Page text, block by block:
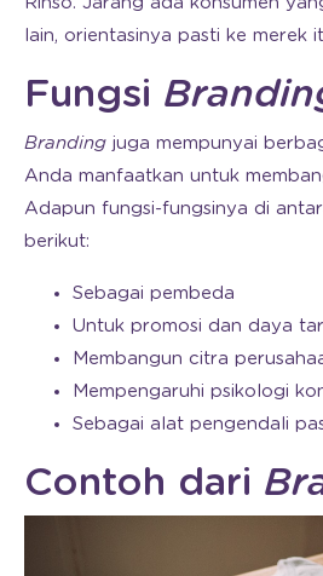
lain, orientasinya pasti ke merek
Fungsi
Branding juga mempunyai
Anda manfaatkan untuk
Adapun fungsi-fungsinya di
berikut:
Sebagai pembeda
Untuk promosi dan daya
Membangun citra
Mempengaruhi psikologi
Sebagai alat pengendali
Contoh dari